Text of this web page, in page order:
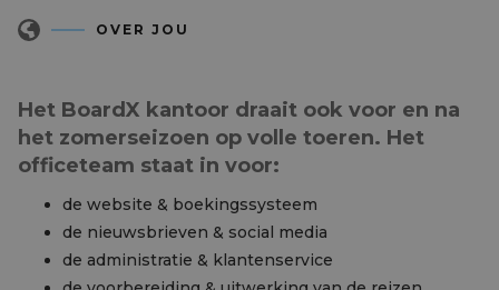
OVER JOU
Het BoardX kantoor draait ook voor en na
het zomerseizoen op volle toeren. Het
officeteam staat in voor:
de website & boekingssysteem
de nieuwsbrieven & social media
de administratie & klantenservice